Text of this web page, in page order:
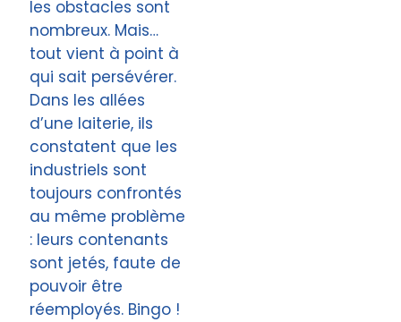
les obstacles sont
nombreux. Mais…
tout vient à point à
qui sait persévérer.
Dans les allées
d’une laiterie, ils
constatent que les
industriels sont
toujours confrontés
au même problème
: leurs contenants
sont jetés, faute de
pouvoir être
réemployés. Bingo !